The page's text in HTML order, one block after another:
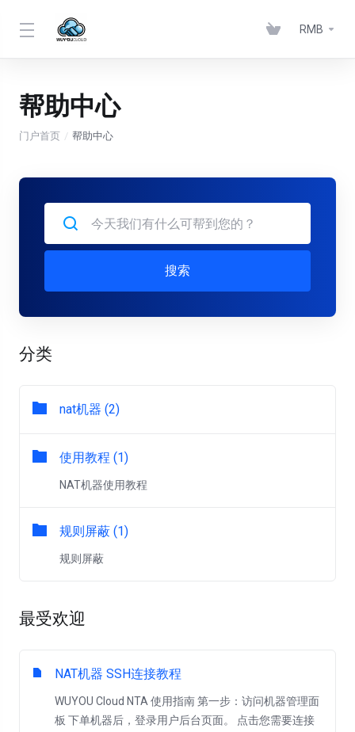
RMB
帮助中心
门户首页 帮助中心
搜索
分类
nat机器 (2)
使用教程 (1)
NAT机器使用教程
规则屏蔽 (1)
规则屏蔽
最受欢迎
NAT机器 SSH连接教程
WUYOU Cloud NTA 使用指南 第一步：访问机器管理面
板 下单机器后，登录用户后台页面。 点击您需要连接